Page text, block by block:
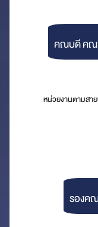
คณบดี คณ
หน่วยงานตามสา
รองค